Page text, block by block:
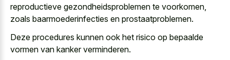
reproductieve gezondheidsproblemen te voorkomen,
zoals baarmoederinfecties en prostaatproblemen.
Deze procedures kunnen ook het risico op bepaalde
vormen van kanker verminderen.